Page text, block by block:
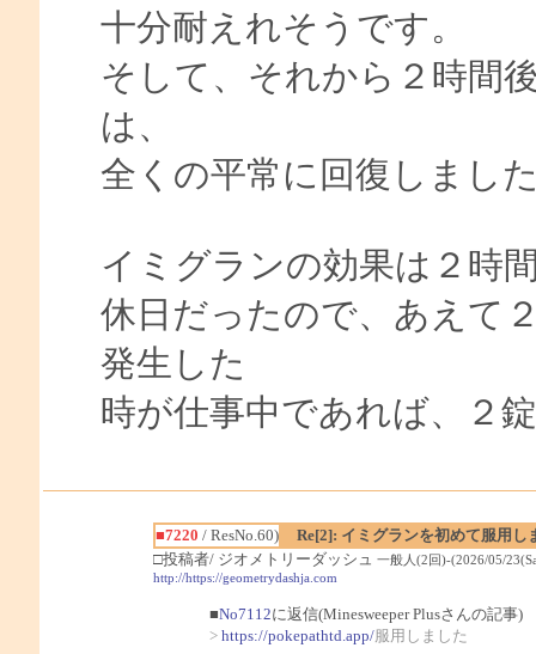
十分耐えれそうです。
そして、それから２時間
は、
全くの平常に回復しまし
イミグランの効果は２時
休日だったので、あえて
発生した
時が仕事中であれば、２
■7220 / ResNo.60)
Re[2]: イミグランを初めて服用し
□投稿者/ ジオメトリーダッシュ 一般人(2回)-(2026/05/
http://https://geometrydashja.com
■No7112に返信(Minesweeper Plusさんの記事)
> https://pokepathtd.app/服用しました